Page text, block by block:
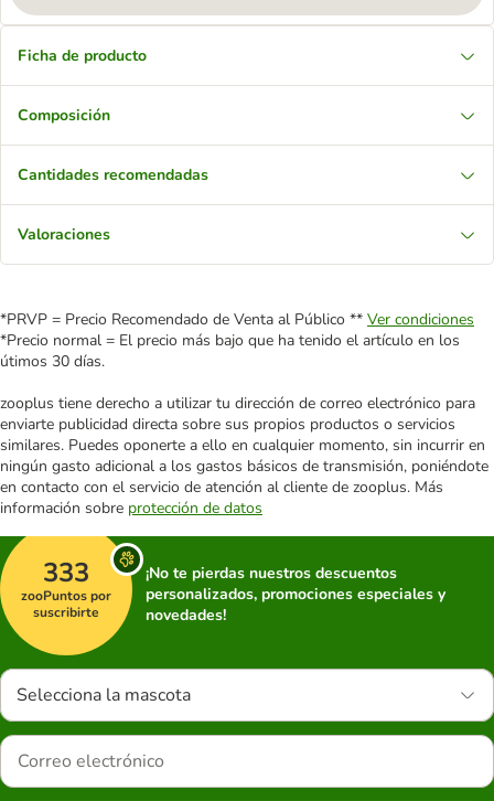
Ficha de producto
Composición
Cantidades recomendadas
Valoraciones
*PRVP = Precio Recomendado de Venta al Público ** Ver condiciones
*Precio normal = El precio más bajo que ha tenido el artículo en los
útimos 30 días.
zooplus tiene derecho a utilizar tu dirección de correo electrónico para
enviarte publicidad directa sobre sus propios productos o servicios
similares. Puedes oponerte a ello en cualquier momento, sin incurrir en
ningún gasto adicional a los gastos básicos de transmisión, poniéndote
en contacto con el servicio de atención al cliente de zooplus. Más
información sobre protección de datos
333
zooPuntos por
suscribirte
¡No te pierdas nuestros descuentos
personalizados, promociones especiales y
novedades!
Selecciona la mascota